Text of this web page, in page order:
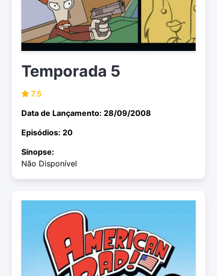
Temporada 5
7.5
Data de Lançamento: 28/09/2008
Episódios: 20
Sinopse:
Não Disponível